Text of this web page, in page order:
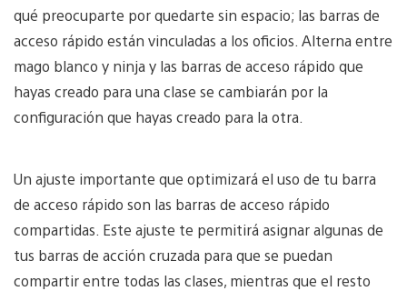
qué preocuparte por quedarte sin espacio; las barras de
acceso rápido están vinculadas a los oficios. Alterna entre
mago blanco y ninja y las barras de acceso rápido que
hayas creado para una clase se cambiarán por la
configuración que hayas creado para la otra.
Un ajuste importante que optimizará el uso de tu barra
de acceso rápido son las barras de acceso rápido
compartidas. Este ajuste te permitirá asignar algunas de
tus barras de acción cruzada para que se puedan
compartir entre todas las clases, mientras que el resto